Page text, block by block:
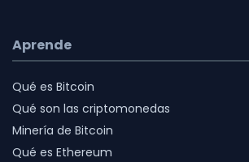
Aprende
Qué es Bitcoin
Qué son las criptomonedas
Minería de Bitcoin
Qué es Ethereum